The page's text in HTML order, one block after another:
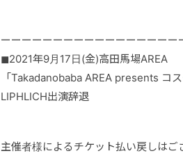
ーーーーーーーーーーーーーーーー
◼︎2021年9月17日(金)高田馬場AREA
「Takadanobaba AREA presents コ
LIPHLICH出演辞退
主催者様によるチケット払い戻しはご